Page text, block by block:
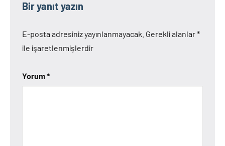
Bir yanıt yazın
E-posta adresiniz yayınlanmayacak. Gerekli alanlar*
ile işaretlenmişlerdir
Yorum*